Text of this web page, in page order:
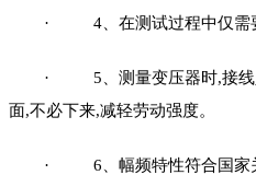
· 4、在测试过程中仅需
· 5 、测量变压器时,接
面,不必下来,减轻劳动强度。
· 6 、幅频特性符合国